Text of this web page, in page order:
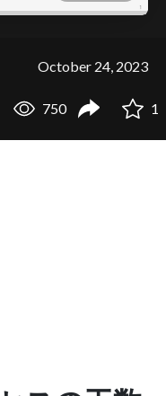
October 24, 2023
750 1